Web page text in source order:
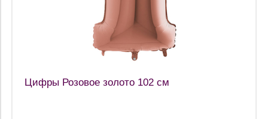
Цифры Розовое золото 102 см